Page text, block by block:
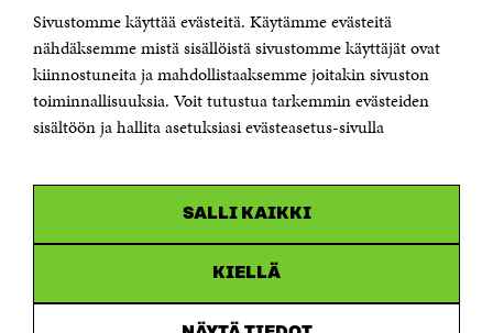
Sivustomme käyttää evästeitä. Käytämme evästeitä
nähdäksemme mistä sisällöistä sivustomme käyttäjät ovat
kiinnostuneita ja mahdollistaaksemme joitakin sivuston
toiminnallisuuksia. Voit tutustua tarkemmin evästeiden
sisältöön ja hallita asetuksiasi evästeasetus-sivulla
SALLI KAIKKI
KIELLÄ
Suomen itsenäisyyden juhlarahasto Sitra
Itämerenkatu 11-13, PL 160,
00181 Helsinki
Puhelin +358 294 618 991
Sähköpostiosoite
etunimi.sukunimi@sitra.fi tai sitra@sitra.fi
Avautuu